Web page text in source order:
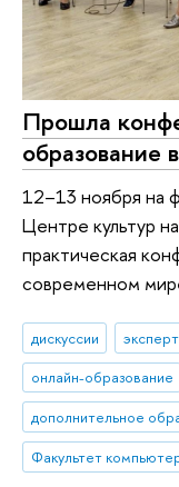
Прошла
образование
12–13 ноября на
Центре культур
практическая
современном
дискуссии
онлайн-образование
дополнительное
Факультет